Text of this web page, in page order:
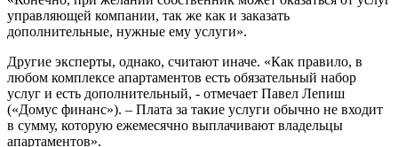
управляющей компании, так же как и заказать
дополнительные, нужные ему услуги».
Другие эксперты, однако, считают иначе. «Как правило, в
любом комплексе апартаментов есть обязательный набор
услуг и есть дополнительный, - отмечает Павел Лепиш
(«Домус финанс»). – Плата за такие услуги обычно не входит
в сумму, которую ежемесячно выплачивают владельцы
апартаментов».